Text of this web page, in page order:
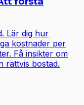
Lär dig hur
kostnader per
Få insikter om
rättvis bostad.